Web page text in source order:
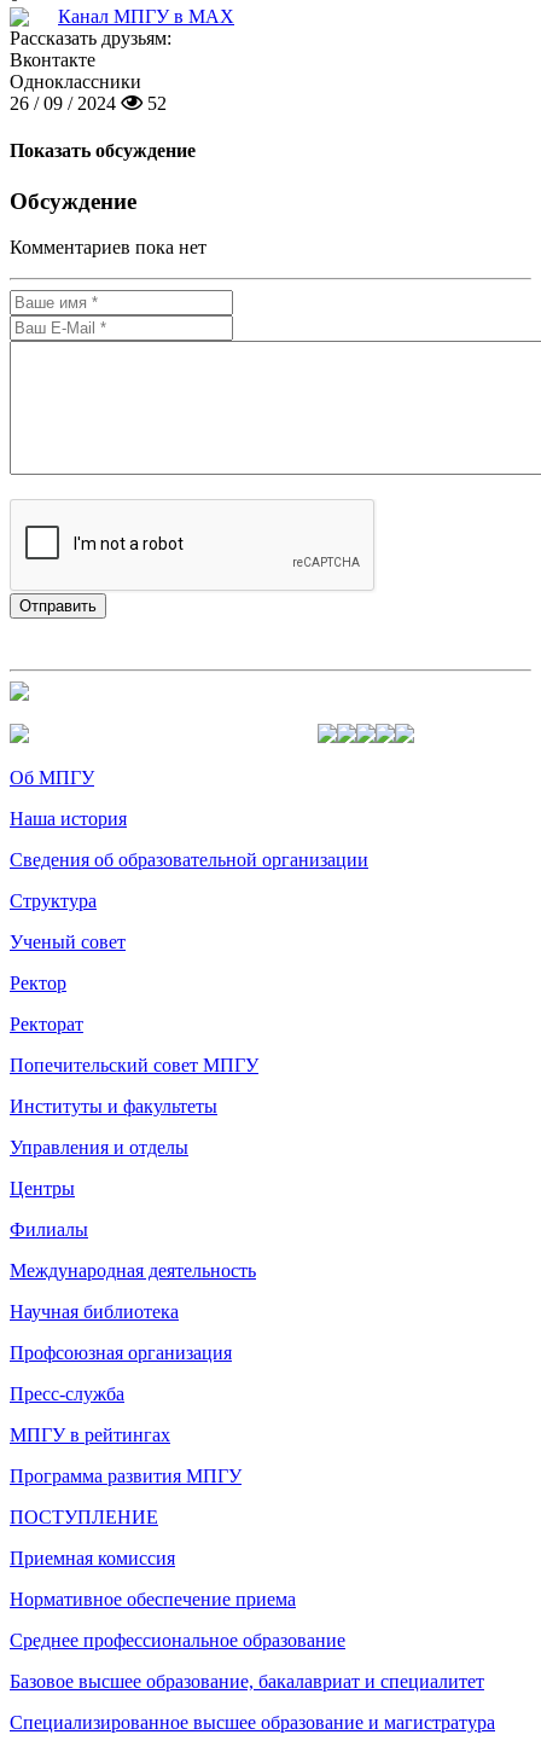
Канал МПГУ в MAX
Рассказать друзьям:
Вконтакте
Одноклассники
26 / 09 / 2024
52
Показать обсуждение
Обсуждение
Комментариев пока нет
Об МПГУ
Наша история
Сведения об образовательной организации
Структура
Ученый совет
Ректор
Ректорат
Попечительский совет МПГУ
Институты и факультеты
Управления и отделы
Центры
Филиалы
Международная деятельность
Научная библиотека
Профсоюзная организация
Пресс-служба
МПГУ в рейтингах
Программа развития МПГУ
ПОСТУПЛЕНИЕ
Приемная комиссия
Нормативное обеспечение приема
Среднее профессиональное образование
Базовое высшее образование, бакалавриат и специалитет
Специализированное высшее образование и магистратура